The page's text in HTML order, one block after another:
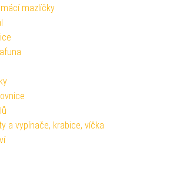
mazlíčky
a vypínače, krabice, víčka